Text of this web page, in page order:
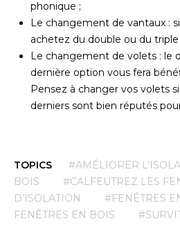
phonique ;
Le changement de vantaux :
achetez du double ou du triple
Le changement de volets : le
dernière option vous fera
Pensez à changer vos volets
derniers sont bien réputés
TOPICS
#AMÉLIORER
BOIS
#CALFEUTREZ LES
D’ISOLATION
#FENÊTRES
FENÊTRES EN BOIS